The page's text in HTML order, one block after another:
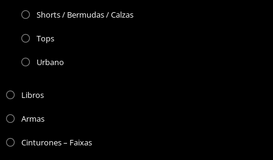
Shorts / Bermudas / Calzas
Tops
Urbano
Libros
Armas
Cinturones – Faixas